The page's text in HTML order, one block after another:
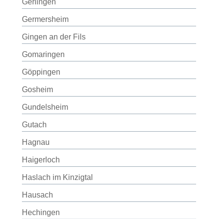
Gerlingen
Germersheim
Gingen an der Fils
Gomaringen
Göppingen
Gosheim
Gundelsheim
Gutach
Hagnau
Haigerloch
Haslach im Kinzigtal
Hausach
Hechingen